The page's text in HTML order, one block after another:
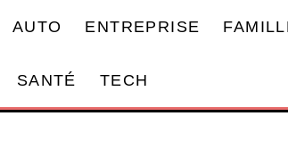
AUTO ENTREPRISE
SANTÉ TECH